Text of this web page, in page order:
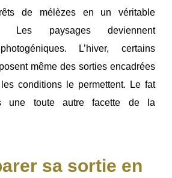
de mélèzes en un véritable
Les paysages deviennent
L’hiver, certains
même des sorties encadrées
conditions le permettent. Le fat
une toute autre facette de la
sa sortie en